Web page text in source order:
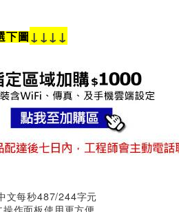
下圖↓↓↓↓
文每秒487/244字元
作面板使用更方便